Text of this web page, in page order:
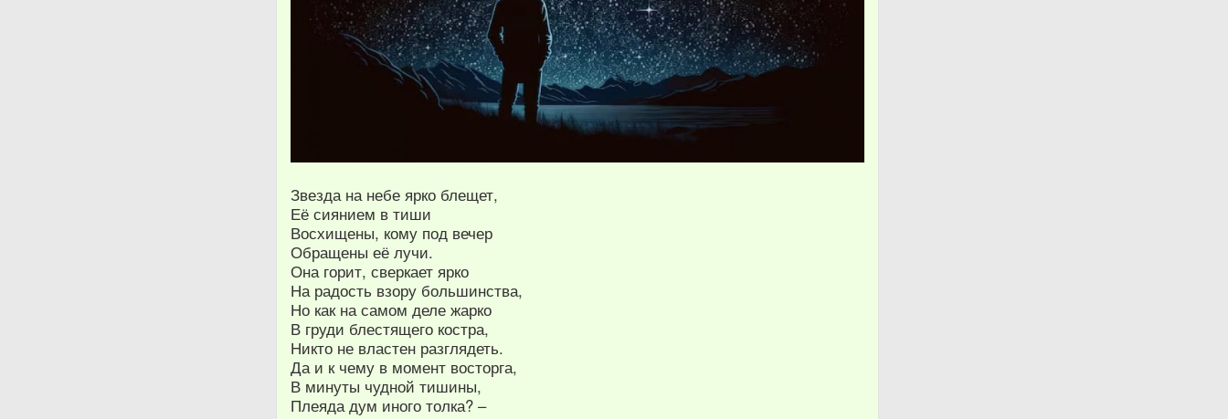
Звезда на небе ярко блещет,
Её сиянием в тиши
Восхищены, кому под вечер
Обращены её лучи.
Она горит, сверкает ярко
На радость взору большинства,
Но как на самом деле жарко
В груди блестящего костра,
Никто не властен разглядеть.
Да и к чему в момент восторга,
В минуты чудной тишины,
Плеяда дум иного толка? –